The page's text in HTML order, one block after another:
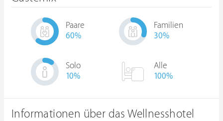
Paare
60%
Familien
30%
Solo
10%
Alle
100%
Informationen über das Wellnesshotel